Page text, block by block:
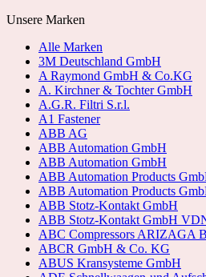
Unsere Marken
Alle Marken
3M Deutschland GmbH
A Raymond GmbH & Co.KG
A. Kirchner & Tochter GmbH
A.G.R. Filtri S.r.l.
A1 Fastener
ABB AG
ABB Automation GmbH
ABB Automation GmbH
ABB Automation Products
ABB Automation Products
ABB Stotz-Kontakt GmbH
ABB Stotz-Kontakt GmbH
ABC Compressors ARIZAGA
ABCR GmbH & Co. KG
ABUS Kransysteme GmbH